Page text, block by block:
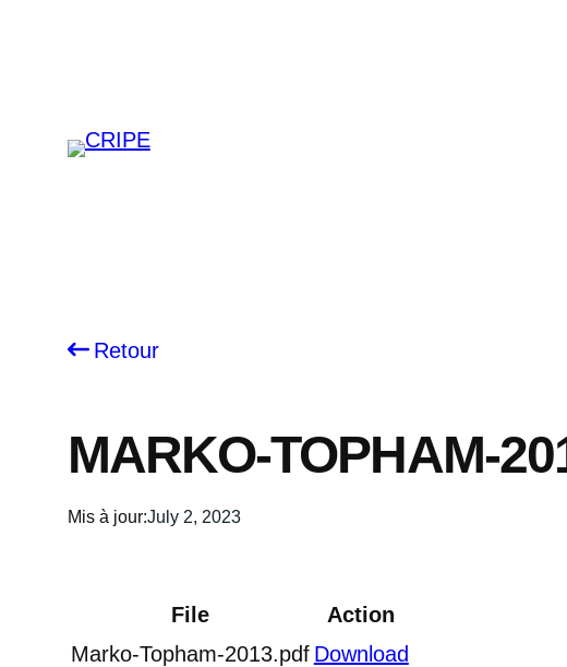
Retour
MARKO-TOPHAM-
Mis à jour:July 2, 2023
File
Action
Marko-Topham-2013.pdf Download